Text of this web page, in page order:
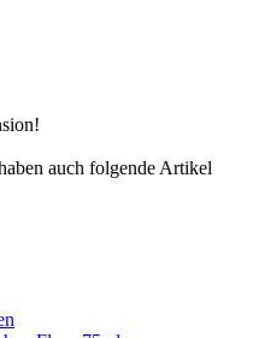
auch folgende Artikel